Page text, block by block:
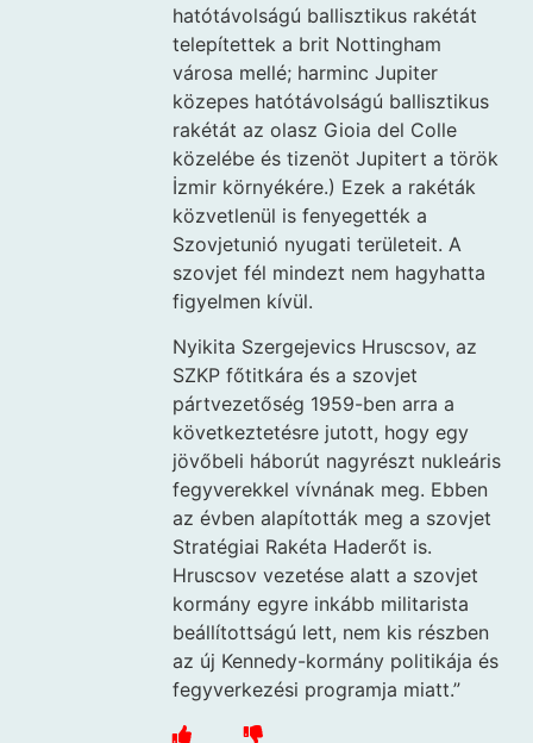
hatótávolságú ballisztikus rakétát
telepítettek a brit Nottingham
városa mellé; harminc Jupiter
közepes hatótávolságú ballisztikus
rakétát az olasz Gioia del Colle
közelébe és tizenöt Jupitert a török
İzmir környékére.) Ezek a rakéták
közvetlenül is fenyegették a
Szovjetunió nyugati területeit. A
szovjet fél mindezt nem hagyhatta
figyelmen kívül.
Nyikita Szergejevics Hruscsov, az
SZKP főtitkára és a szovjet
pártvezetőség 1959-ben arra a
következtetésre jutott, hogy egy
jövőbeli háborút nagyrészt nukleáris
fegyverekkel vívnának meg. Ebben
az évben alapították meg a szovjet
Stratégiai Rakéta Haderőt is.
Hruscsov vezetése alatt a szovjet
kormány egyre inkább militarista
beállítottságú lett, nem kis részben
az új Kennedy-kormány politikája és
fegyverkezési programja miatt.”